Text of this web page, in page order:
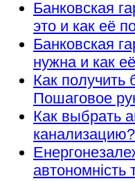
Банковская
это и как её
Банковская
нужна и как
Как получить
Пошаговое
Как выбрать
канализацию?
автономність